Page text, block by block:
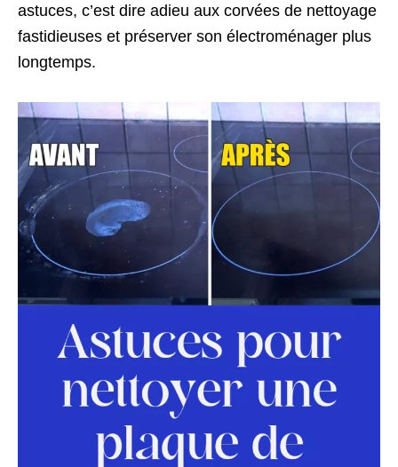
astuces, c’est dire adieu aux corvées de nettoyage
fastidieuses et préserver son électroménager plus
longtemps.